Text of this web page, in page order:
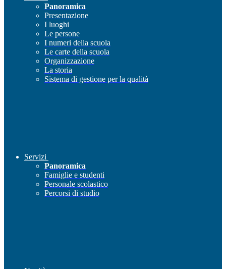
Panoramica
Presentazione
I luoghi
Le persone
I numeri della scuola
Le carte della scuola
Organizzazione
La storia
Sistema di gestione per la qualità
Servizi
Panoramica
Famiglie e studenti
Personale scolastico
Percorsi di studio